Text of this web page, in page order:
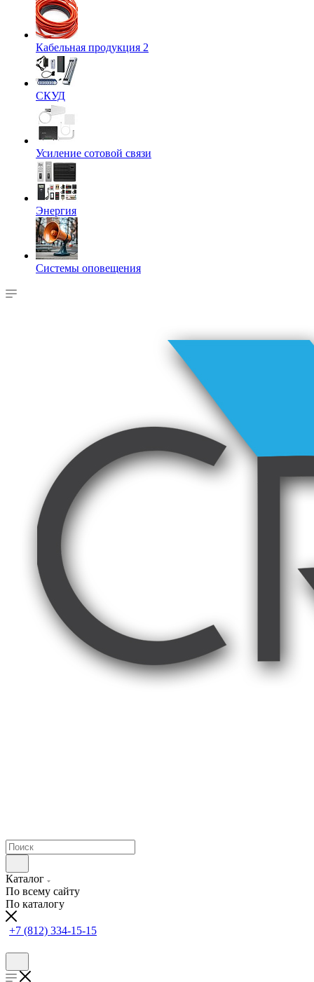
Кабельная продукция 2
СКУД
Усиление сотовой связи
Энергия
Системы оповещения
Каталог
По всему сайту
По каталогу
+7 (812) 334-15-15